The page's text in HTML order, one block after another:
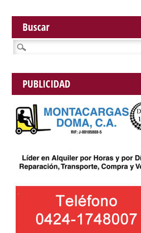
Buscar
Buscar:
PUBLICIDAD